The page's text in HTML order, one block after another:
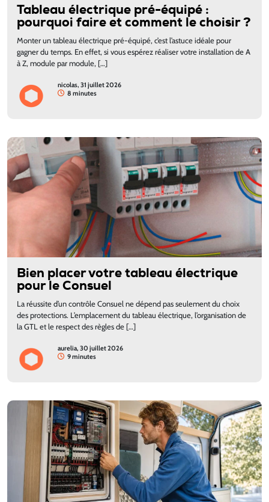
Tableau électrique pré-équipé :
pourquoi faire et comment le choisir ?
Monter un tableau électrique pré-équipé, c’est l’astuce idéale pour
gagner du temps. En effet, si vous espérez réaliser votre installation de A
à Z, module par module, […]
nicolas, 31 juillet 2026
8 minutes
Bien placer votre tableau électrique
pour le Consuel
La réussite d’un contrôle Consuel ne dépend pas seulement du choix
des protections. L’emplacement du tableau électrique, l’organisation de
la GTL et le respect des règles de […]
aurelia, 30 juillet 2026
9 minutes